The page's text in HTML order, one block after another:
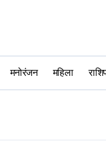
मनोरंजन महिला